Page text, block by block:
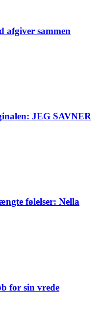
afgiver sammen
JEG SAVNER
følelser: Nella
for sin vrede